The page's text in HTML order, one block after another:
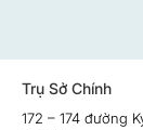
Trụ Sở Chính
172 – 174 đường